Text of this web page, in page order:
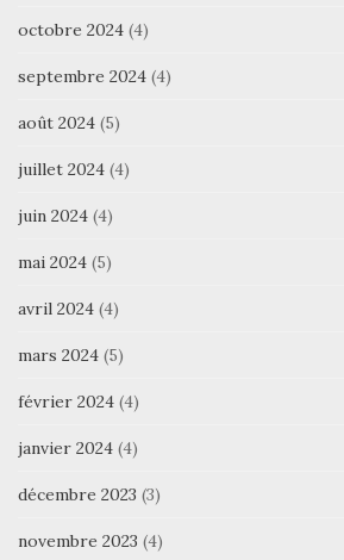
octobre 2024 (4)
septembre 2024 (4)
août 2024 (5)
juillet 2024 (4)
juin 2024 (4)
mai 2024 (5)
avril 2024 (4)
mars 2024 (5)
février 2024 (4)
janvier 2024 (4)
décembre 2023 (3)
novembre 2023 (4)